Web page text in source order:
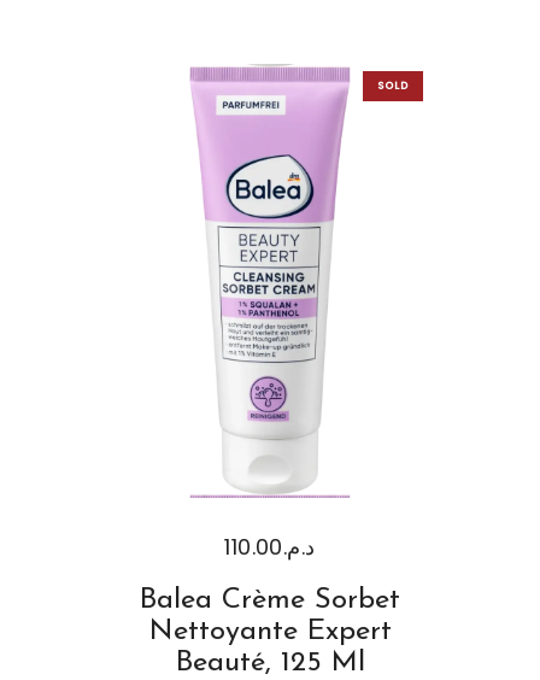
SOLD
د.م.110.00
Balea Crème Sorbet
Nettoyante Expert
Beauté, 125 Ml